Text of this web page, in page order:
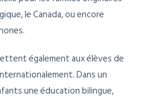
le Canada, ou encore
également aux élèves de
Dans un
une éducation bilingue,